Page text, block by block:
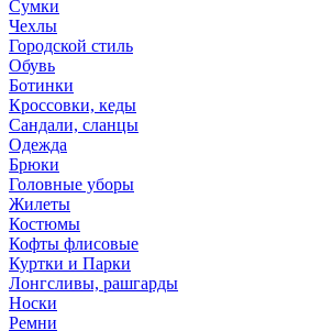
Сумки
Чехлы
Городской стиль
Обувь
Ботинки
Кроссовки, кеды
Сандали, сланцы
Одежда
Брюки
Головные уборы
Жилеты
Костюмы
Кофты флисовые
Куртки и Парки
Лонгсливы, рашгарды
Носки
Ремни